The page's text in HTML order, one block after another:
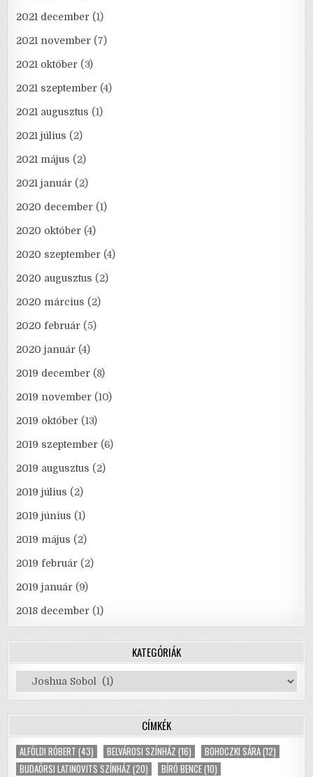
2021 december (1)
2021 november (7)
2021 október (3)
2021 szeptember (4)
2021 augusztus (1)
2021 július (2)
2021 május (2)
2021 január (2)
2020 december (1)
2020 október (4)
2020 szeptember (4)
2020 augusztus (2)
2020 március (2)
2020 február (5)
2020 január (4)
2019 december (8)
2019 november (10)
2019 október (13)
2019 szeptember (6)
2019 augusztus (2)
2019 július (2)
2019 június (1)
2019 május (2)
2019 február (2)
2019 január (9)
2018 december (1)
KATEGÓRIÁK
Kategóriák
CÍMKÉK
ALFÖLDI RÓBERT (43) BELVÁROSI SZÍNHÁZ (16) BOHOCZKI SÁRA(12)
BUDAÖRSI LATINOVITS SZÍNHÁZ (20) BÍRÓ BENCE(10)